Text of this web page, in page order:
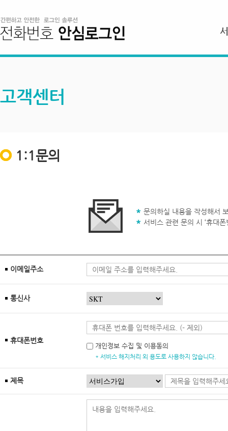
고객센터
1:1문의
문의하실 내용을 작성해서
서비스 관련 문의 시 ‘휴대
이메일주소
통신사
휴대폰번호
개인정보 수집 및 이용동의
* 서비스 해지처리 외 용도로 사용하지 않습니다.
제목